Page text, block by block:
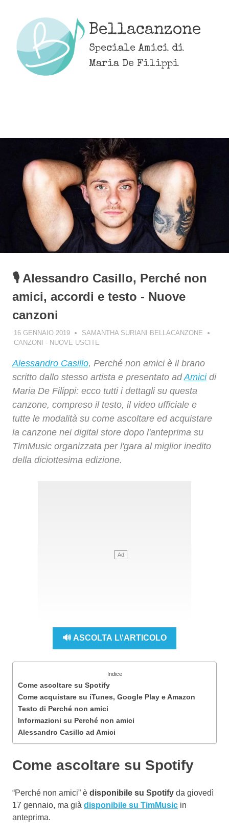
content
Bellacanzone
Speciale Amici di
Maria De Filippi
🎙️ Alessandro Casillo, Perché non
amici, accordi e testo - Nuove
canzoni
16 GENNAIO 2019
SAMANTHA SURIANI BELLACANZONE
CANZONI - NUOVE USCITE
Alessandro Casillo, Perché non amici è il brano
scritto dallo stesso artista e presentato adAmicidi
Maria De Filippi: ecco tutti i dettagli su questa
canzone, compreso il testo, il video ufficiale e
tutte le modalità su come ascoltare ed acquistare
la canzone nei digital store dopo l'anteprima su
TimMusic organizzata per l'gara al miglior inedito
della diciottesima edizione.
🔊 ASCOLTA L\'ARTICOLO
Indice
Come ascoltare su Spotify
Come acquistare su iTunes, Google Play e Amazon
Testo di Perché non amici
Informazioni su Perché non amici
Alessandro Casillo ad Amici
Come ascoltare su Spotify
“Perché non amici” è disponibile su Spotify da giovedì
17 gennaio, ma già disponibile su TimMusic in
anteprima.